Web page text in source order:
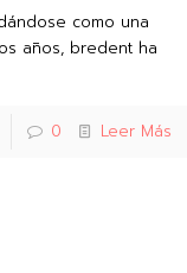
como una
años, bredent ha
0 Leer Más